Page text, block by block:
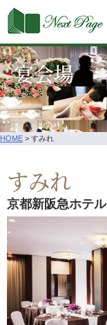
宴会場
HOME > すみれ
すみれ
京都新阪急ホテル